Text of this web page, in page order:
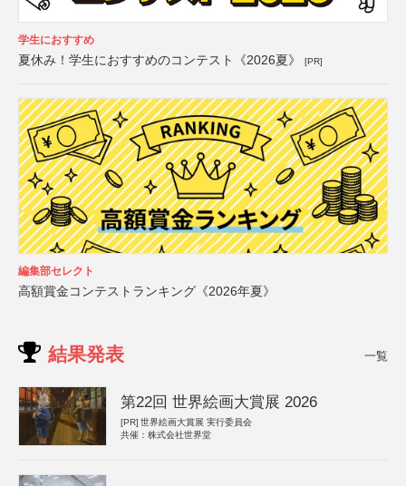
学生におすすめ
夏休み！学生におすすめのコンテスト《2026夏》 [PR]
編集部セレクト
高額賞金コンテストランキング《2026年夏》
結果発表 一覧
第22回 世界絵画大賞展 2026
[PR] 世界絵画大賞展 実行委員会
共催：株式会社世界堂